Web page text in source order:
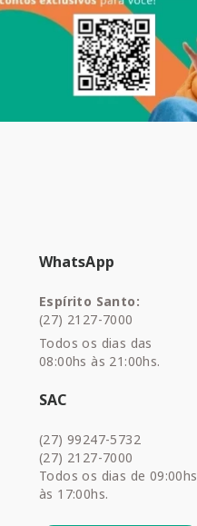
WhatsApp
Espírito Santo:
(27) 2127-7000
Todos os dias das
08:00hs às 21:00hs.
SAC
(27) 99247-5732
(27) 2127-7000
Todos os dias de 09:00hs
às 17:00hs.